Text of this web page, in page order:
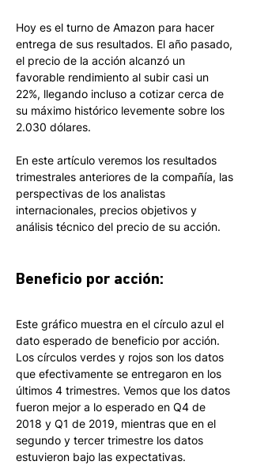
Hoy es el turno de Amazon para hacer
entrega de sus resultados. El año pasado,
el precio de la acción alcanzó un
favorable rendimiento al subir casi un
22%, llegando incluso a cotizar cerca de
su máximo histórico levemente sobre los
2.030 dólares.
En este artículo veremos los resultados
trimestrales anteriores de la compañía, las
perspectivas de los analistas
internacionales, precios objetivos y
análisis técnico del precio de su acción.
Beneficio por acción:
Este gráfico muestra en el círculo azul el
dato esperado de beneficio por acción.
Los círculos verdes y rojos son los datos
que efectivamente se entregaron en los
últimos 4 trimestres. Vemos que los datos
fueron mejor a lo esperado en Q4 de
2018 y Q1 de 2019, mientras que en el
segundo y tercer trimestre los datos
estuvieron bajo las expectativas.